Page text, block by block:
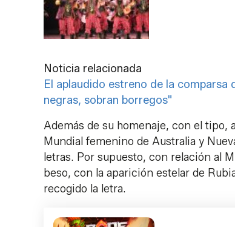
Noticia relacionada
El aplaudido estreno de la comparsa
negras, sobran borregos"
Además de su homenaje, con el tipo,
Mundial femenino de Australia y
letras. Por supuesto, con relación al
beso, con la aparición estelar de
recogido la letra.